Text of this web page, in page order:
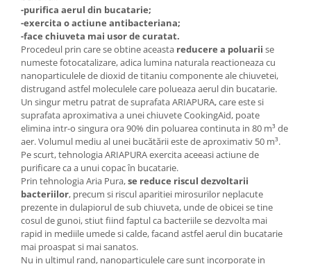
-purifica aerul din bucatarie;
-exercita o actiune antibacteriana;
-face chiuveta mai usor de curatat.
Procedeul prin care se obtine aceasta reducere a poluarii se
numeste fotocatalizare, adica lumina naturala reactioneaza cu
nanoparticulele de dioxid de titaniu componente ale chiuvetei,
distrugand astfel moleculele care polueaza aerul din bucatarie.
Un singur metru patrat de suprafata ARIAPURA, care este si
suprafata aproximativa a unei chiuvete CookingAid, poate
elimina intr-o singura ora 90% din poluarea continuta in 80 m³ de
aer. Volumul mediu al unei bucătării este de aproximativ 50 m³.
Pe scurt, tehnologia ARIAPURA exercita aceeasi actiune de
purificare ca a unui copac în bucatarie.
Prin tehnologia Aria Pura,se reduce riscul dezvoltarii
bacteriilor, precum si riscul aparitiei mirosurilor neplacute
prezente in dulapiorul de sub chiuveta, unde de obicei se tine
cosul de gunoi, stiut fiind faptul ca bacteriile se dezvolta mai
rapid in mediile umede si calde, facand astfel aerul din bucatarie
mai proaspat si mai sanatos.
Nu in ultimul rand, nanoparticulele care sunt incorporate in